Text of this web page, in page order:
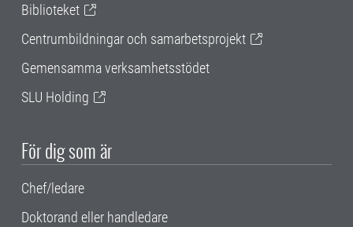
Biblioteket
Centrumbildningar och samarbetsprojekt
Gemensamma verksamhetsstödet
SLU Holding
För dig som är
Chef/ledare
Doktorand eller handledare